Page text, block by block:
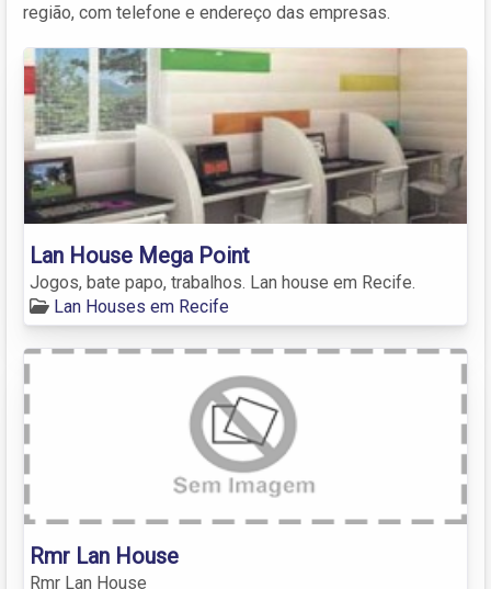
região, com telefone e endereço das empresas.
Lan House Mega Point
Jogos, bate papo, trabalhos. Lan house em Recife.
Lan Houses em Recife
Rmr Lan House
Rmr Lan House